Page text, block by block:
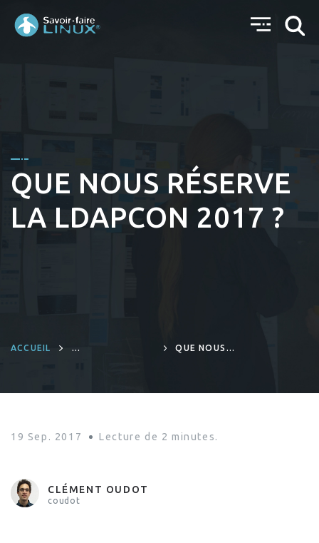
QUE NOUS RÉSERVE
LA LDAPCON 2017 ?
ACCUEIL
QUE NOUS
19 Sep. 2017 Lecture de 2 minutes.
CLÉMENT OUDOT
coudot